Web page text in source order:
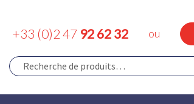
+33 (0)2 47 92 62 32 ou
RECHERCHE
POUR :
RECHERCHE